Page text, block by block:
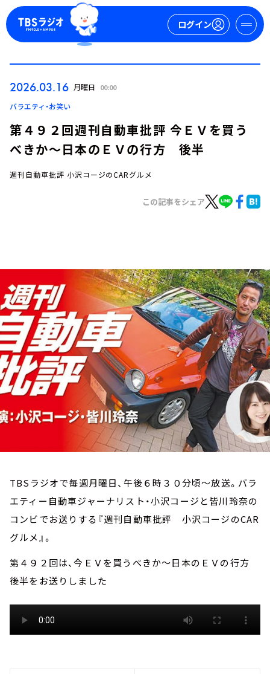
ログイン
ログイン
イベント・グッズ
YouTube
会社情報
2026.03.16 月曜日 00:00
バラエティ・お笑い
第４９２回週刊自動車批評 今ＥＶを買う
べきか～日本のＥＶの行方 後半
週刊自動車批評 小沢コージのCARグルメ
この記事をシェア
TBSラジオで毎週月曜日、午後６時３０分頃～放送。バラ
エティー自動車ジャーナリスト・小沢コージと皆川玲奈の
コンビでお送りする『週刊自動車批評 小沢コージのCAR
グルメ』。
第４９２回は、今ＥＶを買うべきか～日本のＥＶの行方
後半をお送りしました